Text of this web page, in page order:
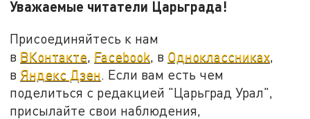
Уважаемые читатели Царьграда!
Присоединяйтесь к нам
в ВКонтакте, Facebook, в Одноклассниках,
в Яндекс Дзен. Если вам есть чем
поделиться с редакцией "Царьград Урал",
присылайте свои наблюдения,